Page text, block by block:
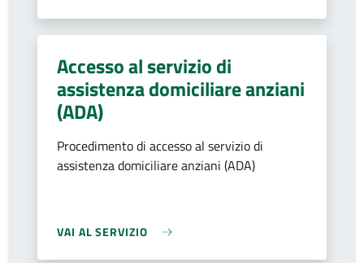
Accesso al servizio di
assistenza domiciliare anziani
(ADA)
Procedimento di accesso al servizio di
assistenza domiciliare anziani (ADA)
VAI AL SERVIZIO